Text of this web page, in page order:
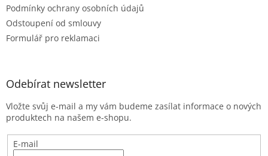
Podmínky ochrany osobních údajů
Odstoupení od smlouvy
Formulář pro reklamaci
Odebírat newsletter
Vložte svůj e-mail a my vám budeme zasílat informace o nových
produktech na našem e-shopu.
E-mail